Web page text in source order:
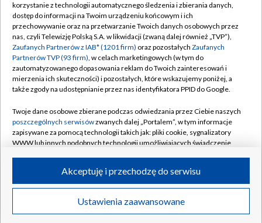
TVP
Abonament TVP
Emisja w TVP
Centrum informacji TVP
Naziemna Telewizja Cyfrowa
Rada Programowa
System NOS
Informacje o nadawcy
Program dla prasy
Ogłoszenie przetargowe
Regulamin TVP
Polityka prywatności
Moje zgody
Pomoc
Kontakt
Kanały
©2026 Telewizja Polska S.A. w likwidacji
korzystanie z technologii automatycznego śledzenia i zbierania danych,
dostęp do informacji na Twoim urządzeniu końcowym i ich
przechowywanie oraz na przetwarzanie Twoich danych osobowych przez
nas, czyli Telewizję Polską S.A. w likwidacji (zwaną dalej również „TVP”),
Zaufanych Partnerów z IAB* (1201 firm) oraz pozostałych Zaufanych
Partnerów TVP (93 firm), w celach marketingowych (w tym do
zautomatyzowanego dopasowania reklam do Twoich zainteresowań i
mierzenia ich skuteczności) i pozostałych, które wskazujemy poniżej, a
także zgody na udostępnianie przez nas identyfikatora PPID do Google.
Twoje dane osobowe zbierane podczas odwiedzania przez Ciebie naszych
poszczególnych serwisówzwanych dalej „Portalem”, w tym informacje
zapisywane za pomocą technologii takich jak: pliki cookie, sygnalizatory
WWW lub innych podobnych technologii umożliwiających świadczenie
ruchu w Internecie.
Twoje dane osobowe zbierane podczas odwiedzania przez Ciebie
poszczególnych serwisówna Portalu, takie jak adresy IP, identyfikatory
Ustawienia zaawansowane
Akceptuję i przechodzę do serwisu